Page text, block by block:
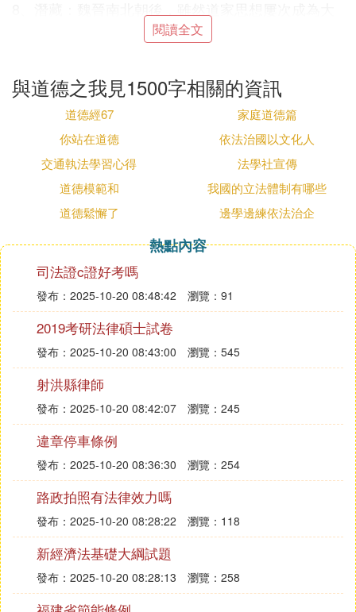
亂之後治國的急救包，也是部分士大夫失意之後的精
神寄託，但它絕大多數時候處於邊緣化狀態，只能在
佛教結合，形成了中國式的佛教——禪宗；而道家對
儒家宋明理學和陽明心學的形成，也起過重要作用。
9、復興：晚清，隨著西方的沖擊，儒家統治秩序受
到強烈沖擊，再加上道家與西方自由民主等觀念多有
相合之處，故道家思想再次復興。1991年，董光壁先
生首先提出了當代新道家的概念，並得到陳鼓應等人
熱烈響應，此後有唯道論、道商、天道自由主義、自
際生活中得到了應用和推廣。
② 如何成為一名合格的教練員之我見
隨著我在駕校的不斷工作，我深刻體會到教練員這一
角色的重要性。古人雲：「師者，傳道授業解惑者
也。」作為一名教練員，我不僅需要教授學員駕駛技
術，更需要傳授他們駕車道理與職業道德，進行駕駛
職業的素質教育。
曾經的我，也犯過一些錯誤，態度不夠端正，工作不
夠認真，單純追求教學效果。但通過反思和實踐，我
認識到作為教練員，必須嚴格按照合格教練的標准來
要求自己，加強師德修養，把學員當作自己的服務對
象，盡心盡力地為他們提供幫助。
藍天駕校在全國范圍內享有盛譽，我非常榮幸能夠成
為其中的一員。作為一名教練員，我深知自己肩負的
責任。多年的駕駛經驗告訴我，教練員必須從安全做
閱讀全文
與道德之我見1500字相關的資訊
道德經67
家庭道德篇
你站在道德
依法治國以文化人
交通執法學習心得
法學社宣傳
道德模範和
我國的立法體制有哪些
道德鬆懈了
邊學邊練依法治企
熱點內容
司法證c證好考嗎
發布：2025-10-20 08:48:42 瀏覽：91
2019考研法律碩士試卷
發布：2025-10-20 08:43:00 瀏覽：545
射洪縣律師
發布：2025-10-20 08:42:07 瀏覽：245
違章停車條例
發布：2025-10-20 08:36:30 瀏覽：254
路政拍照有法律效力嗎
發布：2025-10-20 08:28:22 瀏覽：118
新經濟法基礎大綱試題
發布：2025-10-20 08:28:13 瀏覽：258